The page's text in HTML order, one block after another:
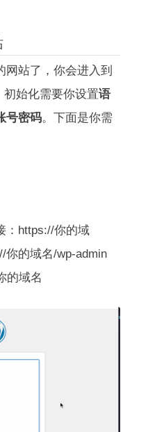
网站了，你会进入到
始化需要你设置语
号密码。下面是你需
：https://你的域
你的域名/wp-admin
的域名